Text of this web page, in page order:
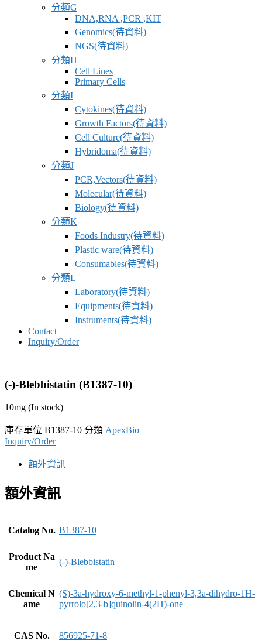
分類G
DNA,RNA ,PCR ,KIT
Genomics(待資料)
NGS(待資料)
分類H
Cell Lines
Primary Cells
分類I
Cytokines(待資料)
Growth Factors(待資料)
Cell Culture(待資料)
Hybridoma(待資料)
分類J
PCR,Vectors(待資料)
Molecular(待資料)
Biology(待資料)
分類K
Foods Industry(待資料)
Plastic ware(待資料)
Consumables(待資料)
分類L
Laboratory(待資料)
Equipments(待資料)
Instruments(待資料)
Contact
Inquiry/Order
(-)-Blebbistatin (B1387-10)
10mg (In stock)
庫存單位 B1387-10 分類 ApexBio
Inquiry/Order
額外資訊
額外資訊
Catalog No. B1387-10
Product Na
me
(-)-Blebbistatin
Chemical N
ame
(S)-3a-hydroxy-6-methyl-1-phenyl-3,3a-dihydro-1H-
pyrrolo[2,3-b]quinolin-4(2H)-one
CAS No. 856925-71-8